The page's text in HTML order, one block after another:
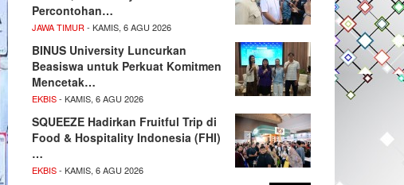
Percontohan…
JAWA TIMUR - KAMIS, 6 AGU 2026
BINUS University Luncurkan
Beasiswa untuk Perkuat Komitmen
Mencetak…
EKBIS- KAMIS, 6 AGU 2026
SQUEEZE Hadirkan Fruitful Trip di
Food & Hospitality Indonesia (FHI)
…
EKBIS- KAMIS, 6 AGU 2026